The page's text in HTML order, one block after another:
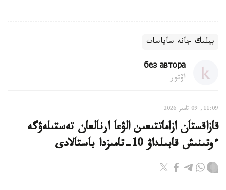
بيلىك جانە ساياسات
без автора
اۆتور
11:09, 09 تامىز 2026
قازاقستان ازاماتتىعىن الۋعا ارنالعان تەستىلەۋگە
ءوتىنىش قابىلداۋ 10-تامىزدا باستالادى